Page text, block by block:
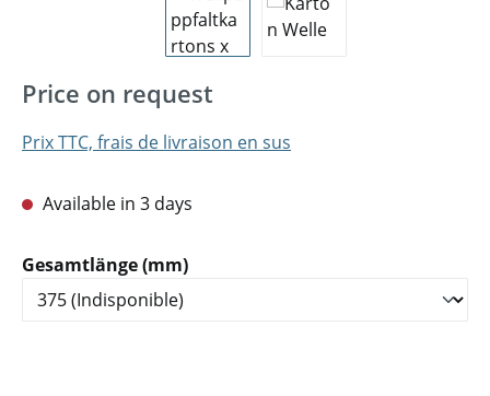
Price on request
Prix TTC, frais de livraison en sus
Available in 3 days
Sélectionnez
Gesamtlänge (mm)